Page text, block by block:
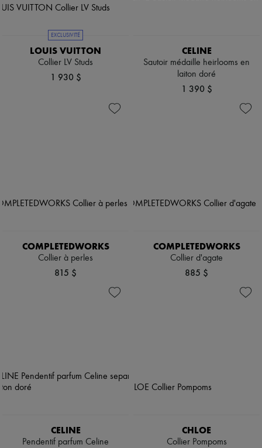
EXCLUSIVITÉ
LOUIS VUITTON
Collier LV Studs
1 930 $
CELINE
Sautoir médaille heirlooms en
laiton doré
1 390 $
COMPLETEDWORKS
Collier à perles
815 $
COMPLETEDWORKS
Collier d'agate
885 $
CELINE
Pendentif parfum Celine
CHLOE
Collier Pompoms